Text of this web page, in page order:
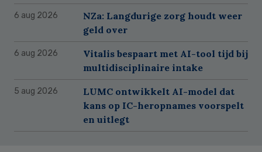
6 aug 2026
NZa: Langdurige zorg houdt weer
geld over
6 aug 2026
Vitalis bespaart met AI-tool tijd bij
multidisciplinaire intake
5 aug 2026
LUMC ontwikkelt AI-model dat
kans op IC-heropnames voorspelt
en uitlegt